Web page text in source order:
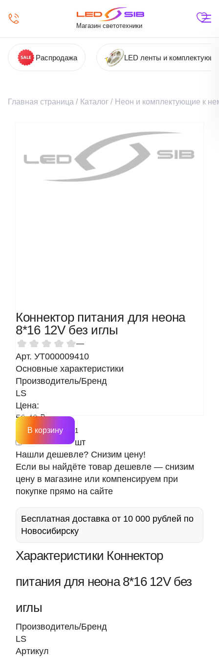
Магазин светотехники
Распродажа LED ленты и
Главная страница / Каталог / Неон и комплектующие к
Коннектор питания для неона
8*16 12V без иглы
—
Арт. УТ000009410
Основные характеристики
Производитель/Бренд
LS
Цена:
56.40 ₽
шт
В корзину
Нашли дешевле? Снизим цену!
Если вы найдёте товар дешевле — снизим
цену в магазине или компенсируем при
покупке прямо на сайте
Бесплатная доставка от 10 000 рублей по
Новосибирску
Характеристики Коннектор
питания для неона 8*16 12V без
иглы
Производитель/Бренд
LS
Артикул